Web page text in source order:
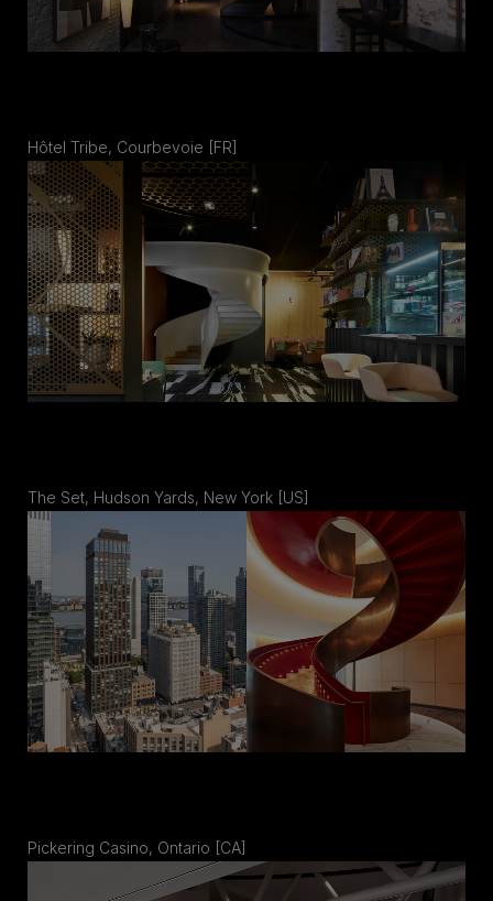
Hôtel Tribe, Courbevoie [FR]
The Set, Hudson Yards, New York [US]
Pickering Casino, Ontario [CA]